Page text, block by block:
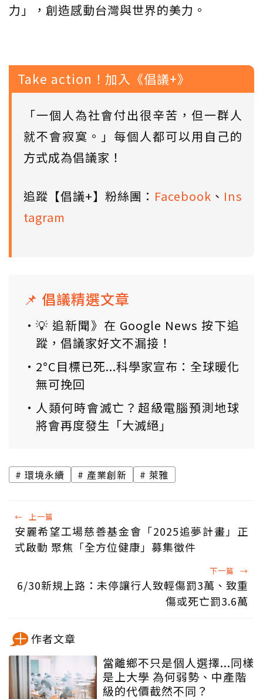
力」，創造感動台灣與世界的美力。
Take action！加入《倡議+》
「一個人為社會付出很辛苦，但一群人
就不會寂寞。」每個人都可以用自己的
方式成為倡議家！
追蹤【倡議+】粉絲團： Facebook 、 Ins
tagram
📌 倡議精選文章
💡 追新聞》在 Google News 按下追
蹤，倡議家好文不漏接！
2°C目標已死...科學家宣布：全球暖化
無可挽回
人類何時會滅亡？超級電腦預測地球
將會再度發生「大滅絕」
環境永續 產業創新 萊雅
← 上一篇
安麗希望工場慈善基金會「2025追夢計畫」正
式啟動 聚焦「全方位健康」募集徵件
下一篇 →
6/30新規上路：未停讓行人致輕傷罰3萬、致重
傷或死亡罰3.6萬
作者文章
當離鄉不只是個人選擇...同樣
是上大學 為何弱勢、中產階
級的代價截然不同？